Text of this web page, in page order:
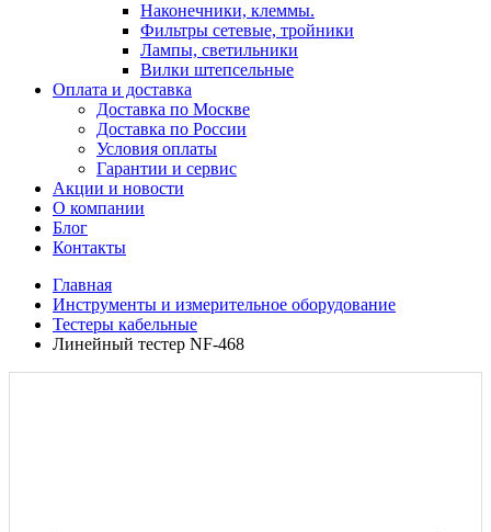
Наконечники, клеммы.
Фильтры сетевые, тройники
Лампы, светильники
Вилки штепсельные
Оплата и доставка
Доставка по Москве
Доставка по России
Условия оплаты
Гарантии и сервис
Акции и новости
О компании
Блог
Контакты
Главная
Инструменты и измерительное оборудование
Тестеры кабельные
Линейный тестер NF-468